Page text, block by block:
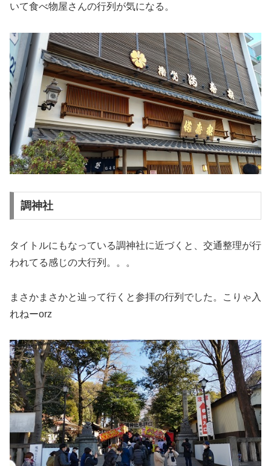
いて食べ物屋さんの行列が気になる。
調神社
タイトルにもなっている調神社に近づくと、交通整理が行
われてる感じの大行列。。。
まさかまさかと辿って行くと参拝の行列でした。こりゃ入
れねーorz